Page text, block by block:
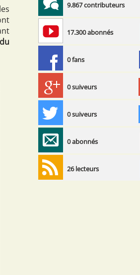
du
9.867 contributeurs
17.300 abonnés
0 fans
0 suiveurs
0 suiveurs
0 abonnés
26 lecteurs